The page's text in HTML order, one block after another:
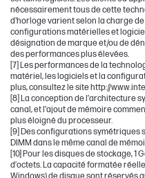
nécessairement tous de cette
d'horloge varient selon la charge
configurations matérielles et
désignation de marque et/ou de
des performances plus élevées.
[7] Les performances de la
matériel, les logiciels et la
plus, consultez le site http://
[8] La conception de l’architecture
canal, et l’ajout de mémoire
plus éloigné du processeur.
[9] Des configurations symétriques
DIMM dans le même canal de
[10] Pour les disques de stockage, 1
d’octets. La capacité formatée